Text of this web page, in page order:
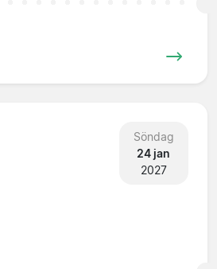
Söndag
24 jan
2027